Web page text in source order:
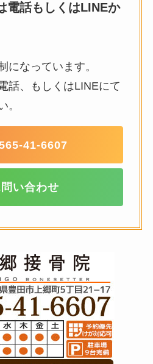
電話もしくはLINEか
になっています。
話、もしくはLINEにて
。
41-6607
い合わせ